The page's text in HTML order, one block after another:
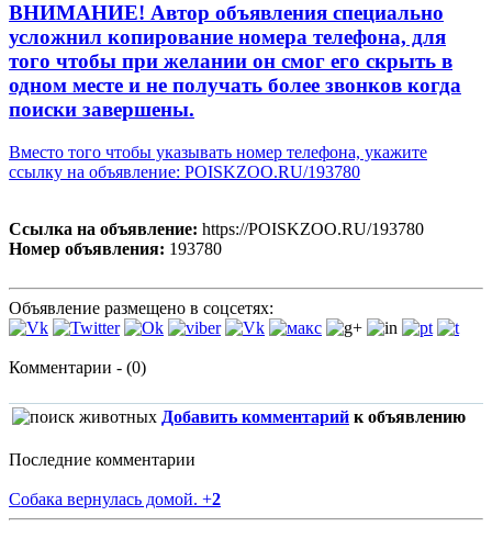
ВНИМАНИЕ! Автор объявления специально
усложнил копирование номера телефона, для
того чтобы при желании он смог его скрыть в
одном месте и не получать более звонков когда
поиски завершены.
Вместо того чтобы указывать номер телефона, укажите
ссылку на объявление: POISKZOO.RU/193780
Ссылка на объявление: https://POISKZOO.RU/193780
Номер объявления: 193780
Объявление размещено в соцсетях:
Комментарии - (0)
Добавить комментарий к объявлению
Последние комментарии
Собака вернулась домой. +2